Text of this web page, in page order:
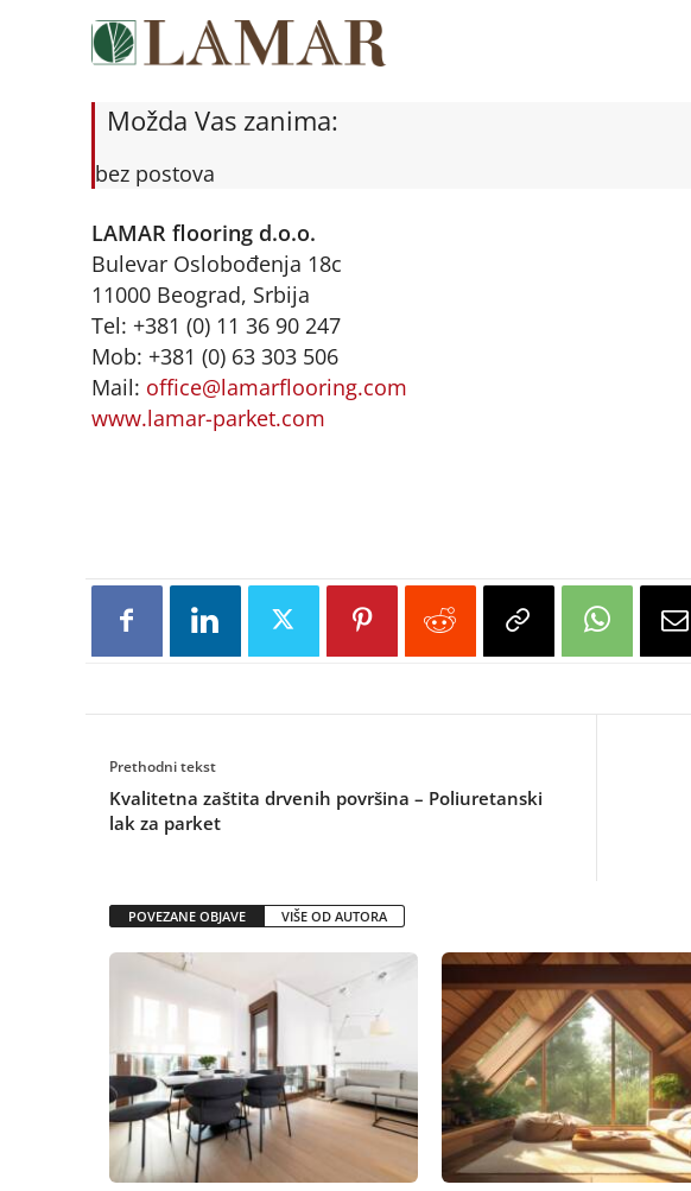
Možda Vas zanima:
bez postova
LAMAR flooring d.o.o.
Bulevar Oslobođenja 18c
11000 Beograd, Srbija
Tel: +381 (0) 11 36 90 247
Mob: +381 (0) 63 303 506
Mail: office@lamarflooring.com
www.lamar-parket.com
Prethodni tekst
Kvalitetna zaštita drvenih površina – Poliuretanski
lak za parket
POVEZANE OBJAVE VIŠE OD AUTORA